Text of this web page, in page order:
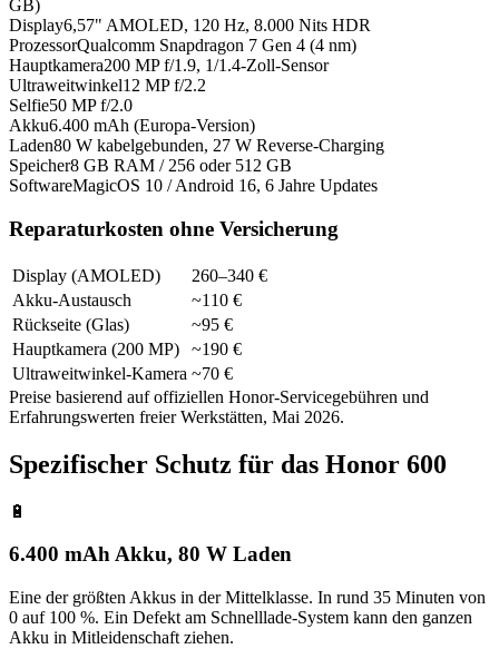
GB)
Display6,57" AMOLED, 120 Hz, 8.000 Nits HDR
ProzessorQualcomm Snapdragon 7 Gen 4 (4 nm)
Hauptkamera200 MP f/1.9, 1/1.4-Zoll-Sensor
Ultraweitwinkel12 MP f/2.2
Selfie50 MP f/2.0
Akku6.400 mAh (Europa-Version)
Laden80 W kabelgebunden, 27 W Reverse-Charging
Speicher8 GB RAM / 256 oder 512 GB
SoftwareMagicOS 10 / Android 16, 6 Jahre Updates
Reparaturkosten ohne Versicherung
Display (AMOLED)
260–340 €
Akku-Austausch
~110 €
Rückseite (Glas)
~95 €
Hauptkamera (200 MP)
~190 €
Ultraweitwinkel-Kamera ~70 €
Preise basierend auf offiziellen Honor-Servicegebühren und
Erfahrungswerten freier Werkstätten, Mai 2026.
Spezifischer Schutz für das Honor 600
🔋
6.400 mAh Akku, 80 W Laden
Eine der größten Akkus in der Mittelklasse. In rund 35 Minuten von
0 auf 100 %. Ein Defekt am Schnelllade-System kann den ganzen
Akku in Mitleidenschaft ziehen.